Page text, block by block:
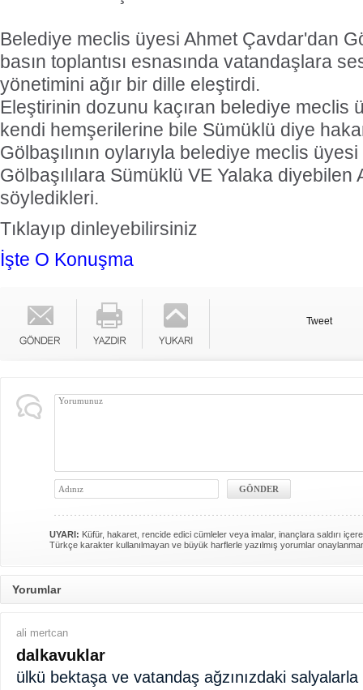
Belediye meclis üyesi Ahmet Çavdar'dan
basın toplantısı esnasında vatandaşlara
yönetimini ağır bir dille eleştirdi.
Eleştirinin dozunu kaçıran belediye meclis
kendi hemşerilerine bile Sümüklü diye
Gölbaşılının oylarıyla belediye meclis
Gölbaşılılara Sümüklü VE Yalaka
söyledikleri.
Tıklayıp dinleyebilirsiniz
İşte O Konuşma
Tweet
UYARI: Küfür, hakaret, rencide edici cümleler veya imalar, inançlara saldırı
Türkçe karakter kullanılmayan ve büyük harflerle yazılmış yorumlar
Yorumlar
ali mertcan
dalkavuklar
ülkü bektaşa ve vatandaş ağzınızdaki salyalarla